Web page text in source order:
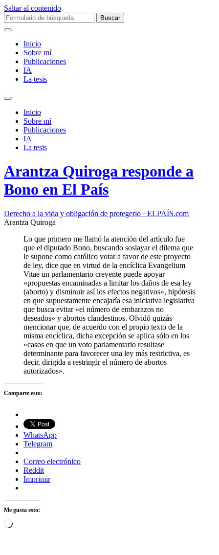
Saltar al contenido
Buscar:
Inicio
Sobre mí­
Publicaciones
IA
La tesis
Alternar
campo
búsqueda
Inicio
Sobre mí­
Publicaciones
IA
La tesis
Arantza Quiroga responde a
Bono en El País
Derecho a la vida y obligación de protegerlo · ELPAÍS.com
Arantza Quiroga
Lo que primero me llamó la atención del artículo fue
que el diputado Bono, buscando soslayar el dilema que
le supone como católico votar a favor de este proyecto
de ley, dice que en virtud de la encíclica Evangelium
Vitae un parlamentario creyente puede apoyar
«propuestas encaminadas a limitar los daños de esa ley
(aborto) y disminuir así los efectos negativos», hipótesis
en que supuestamente encajaría esa iniciativa legislativa
que busca evitar «el número de embarazos no
deseados» y abortos clandestinos. Olvidó quizás
mencionar que, de acuerdo con el propio texto de la
misma encíclica, dicha excepción se aplica sólo en los
«casos en que un voto parlamentario resultase
determinante para favorecer una ley más restrictiva, es
decir, dirigida a restringir el número de abortos
autorizados».
Comparte esto:
WhatsApp
Telegram
Correo electrónico
Reddit
Imprimir
Me gusta esto:
Cargando...